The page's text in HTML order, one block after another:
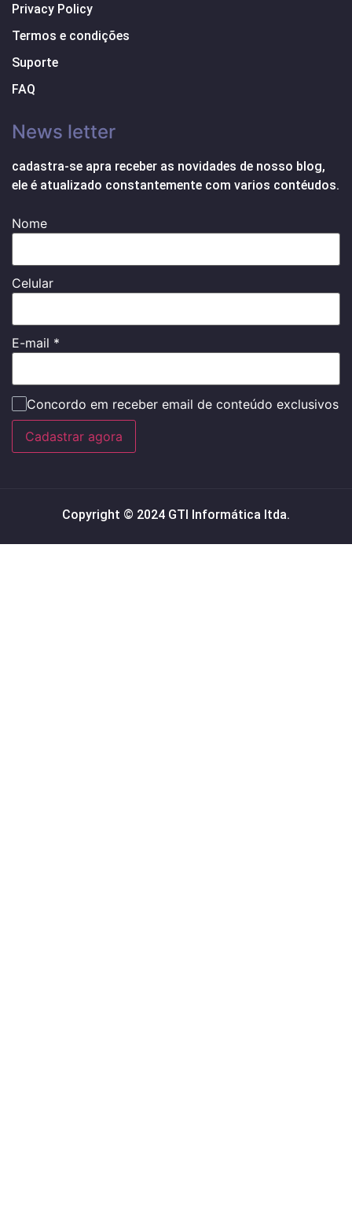
Privacy Policy
Termos e condições
Suporte
FAQ
News letter
cadastra-se apra receber as novidades de nosso blog,
ele é atualizado constantemente com varios contéudos.
Nome
Celular
E-mail *
Concordo em receber email de conteúdo exclusivos
Cadastrar agora
Copyright © 2024 GTI Informática ltda.